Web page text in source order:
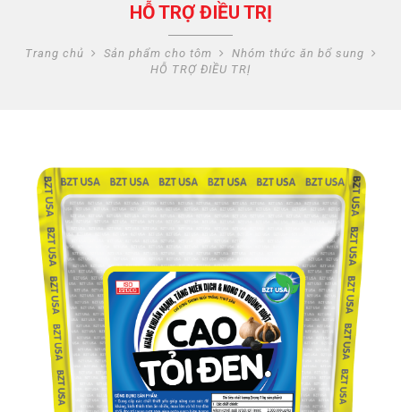
HỖ TRỢ ĐIỀU TRỊ
Trang chủ Sản phẩm cho tôm
Nhóm thức ăn bổ sung
HỖ TRỢ ĐIỀU TRỊ